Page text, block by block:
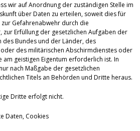
wir auf Anordnung der zuständigen Stelle im
über Daten zu erteilen, soweit dies für
Gefahrenabwehr durch die
Erfüllung der gesetzlichen Aufgaben der
Bundes und der Länder, des
des militärischen Abschirmdienstes oder
am geistigen Eigentum erforderlich ist. In
nach Maßgabe der gesetzlichen
Titels an Behörden und Dritte heraus.
Dritte erfolgt nicht.
Daten, Cookies